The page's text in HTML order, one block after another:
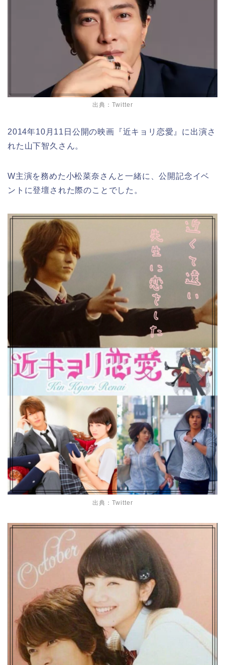
出典：Twitter
2014年10月11日公開の映画『近キョリ恋愛』に出演さ
れた山下智久さん。
W主演を務めた小松菜奈さんと一緒に、公開記念イベ
ントに登壇された際のことでした。
出典：Twitter